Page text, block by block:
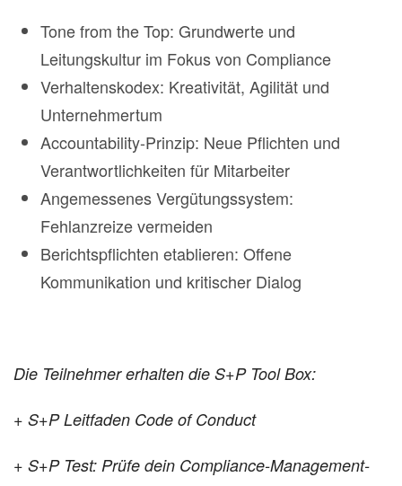
Tone from the Top: Grundwerte und
Leitungskultur im Fokus von Compliance
Verhaltenskodex: Kreativität, Agilität und
Unternehmertum
Accountability-Prinzip: Neue Pflichten und
Verantwortlichkeiten für Mitarbeiter
Angemessenes Vergütungssystem:
Fehlanzreize vermeiden
Berichtspflichten etablieren: Offene
Kommunikation und kritischer Dialog
Die Teilnehmer erhalten die S+P Tool Box:
+ S+P Leitfaden Code of Conduct
+ S+P Test: Prüfe dein Compliance-Management-